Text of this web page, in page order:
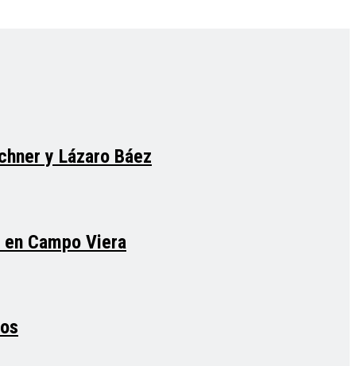
y Lázaro Báez
Campo Viera